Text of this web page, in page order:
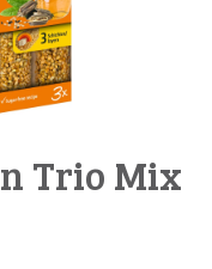
Trio Mix